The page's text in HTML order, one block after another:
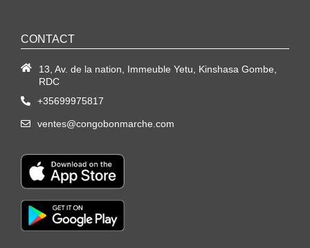
CONTACT
13, Av. de la nation, Immeuble Yetu, Kinshasa Gombe,
RDC
+35699975817
ventes@congobonmarche.com